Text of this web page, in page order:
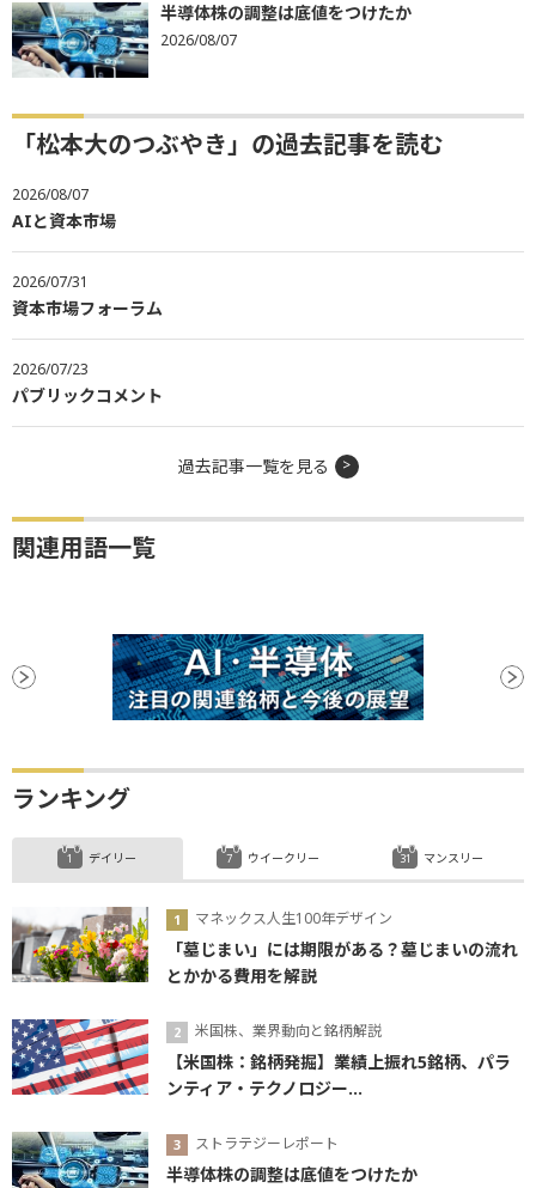
半導体株の調整は底値をつけたか
2026/08/07
「松本大のつぶやき」の過去記事を読む
2026/08/07
AIと資本市場
2026/07/31
資本市場フォーラム
2026/07/23
パブリックコメント
過去記事一覧を見る
関連用語一覧
ランキング
デイリー
マネックス人生100年デザイン
「墓じまい」には期限がある？墓じまいの流れ
とかかる費用を解説
米国株、業界動向と銘柄解説
【米国株：銘柄発掘】業績上振れ5銘柄、パラ
ンティア・テクノロジー...
ストラテジーレポート
半導体株の調整は底値をつけたか
ウイークリー マンスリー